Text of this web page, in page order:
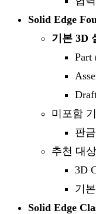
Solid Edge
기본 3D
Part
미포함
판
추천 대상
3D
기
Solid Edge